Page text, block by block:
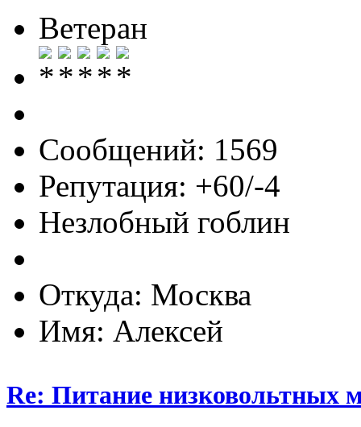
Ветеран
Сообщений: 1569
Репутация: +60/-4
Незлобный гоблин
Откуда: Москва
Имя: Алексей
Re: Питание низковольтных